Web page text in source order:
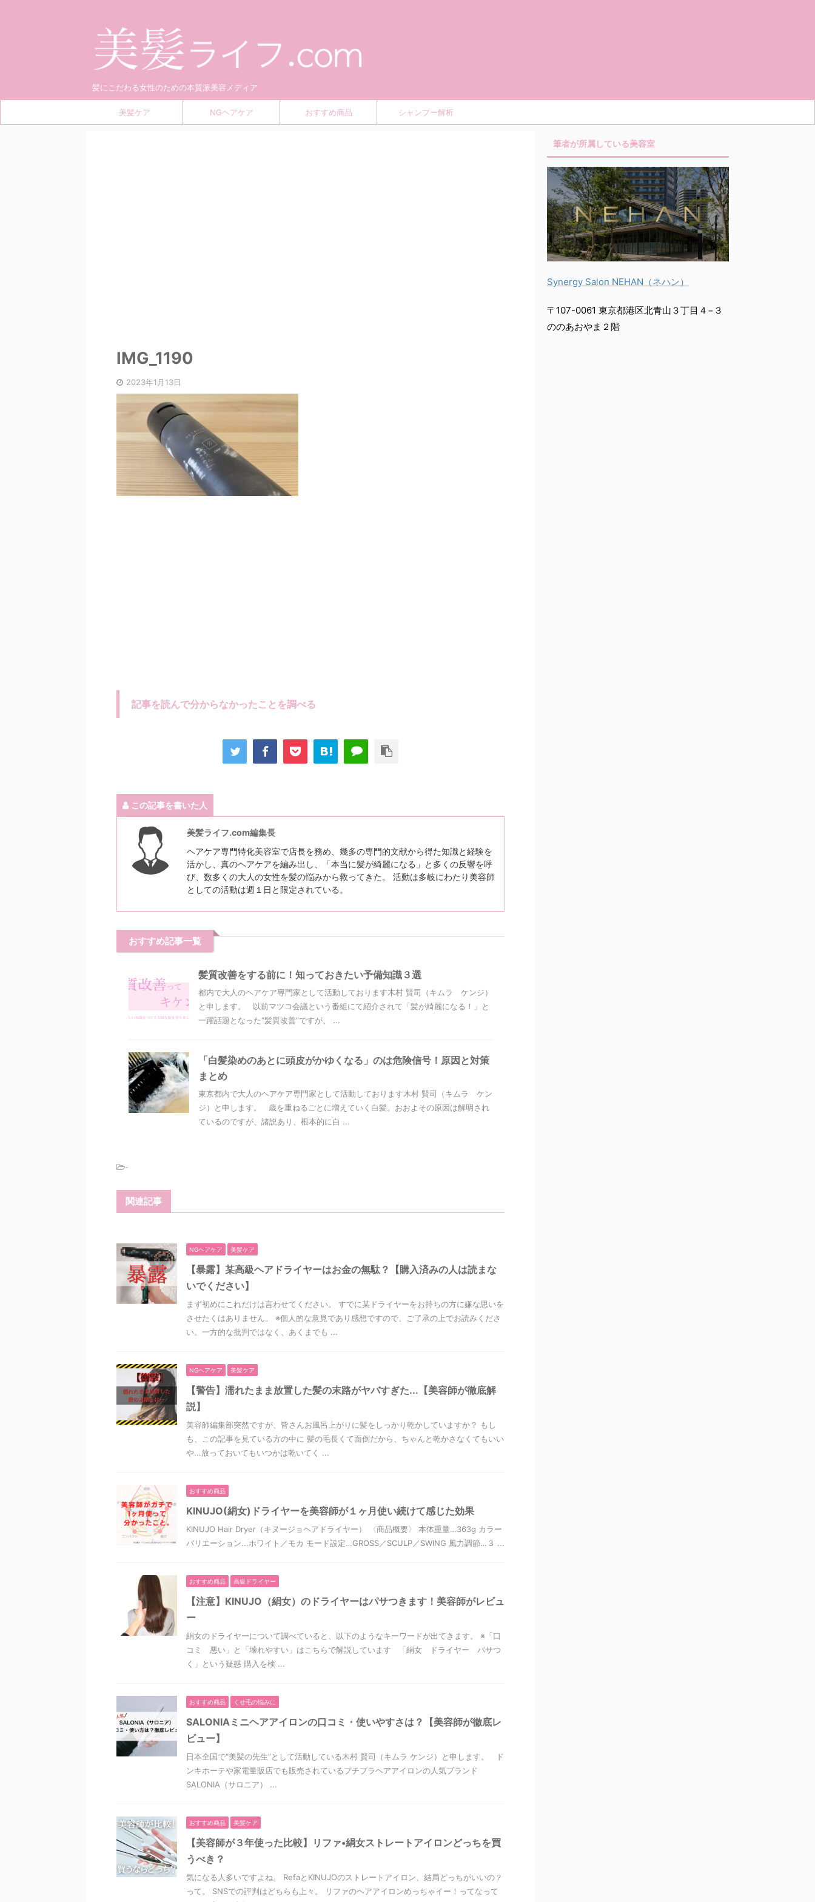
髪にこだわる女性のための本質派美容メディア
美髪ケア NGヘアケア おすすめ商品 シャンプー解析
IMG_1190
2023年1月13日
記事を読んで分からなかったことを調べる
この記事を書いた人
美髪ライフ.com編集長
ヘアケア専門特化美容室で店長を務め、幾多の専門的文献から得た知識と経験を
活かし、真のヘアケアを編み出し、「本当に髪が綺麗になる」と多くの反響を呼
び、数多くの大人の女性を髪の悩みから救ってきた。 活動は多岐にわたり美容師
としての活動は週１日と限定されている。
おすすめ記事一覧
髪質改善をする前に！知っておきたい予備知識３選
都内で大人のヘアケア専門家として活動しております木村 賢司（キムラ ケンジ）
と申します。 以前マツコ会議という番組にて紹介されて「髪が綺麗になる！」と
一躍話題となった“髪質改善”ですが、 ...
「白髪染めのあとに頭皮がかゆくなる」のは危険信号！原因と対策
まとめ
東京都内で大人のヘアケア専門家として活動しております木村 賢司（キムラ ケン
ジ）と申します。 歳を重ねるごとに増えていく白髪。おおよその原因は解明され
ているのですが、諸説あり、根本的に白 ...
-
関連記事
NGヘアケア 美髪ケア
【暴露】某高級ヘアドライヤーはお金の無駄？【購入済みの人は読まな
いでください】
まず初めにこれだけは言わせてください。 すでに某ドライヤーをお持ちの方に嫌な思いを
させたくはありません。 ※個人的な意見であり感想ですので、ご了承の上でお読みくださ
い。一方的な批判ではなく、あくまでも ...
NGヘアケア 美髪ケア
【警告】濡れたまま放置した髪の末路がヤバすぎた...【美容師が徹底解
説】
美容師編集部突然ですが、皆さんお風呂上がりに髪をしっかり乾かしていますか？ もし
も、この記事を見ている方の中に 髪の毛長くて面倒だから、ちゃんと乾かさなくてもいい
や...放っておいてもいつかは乾いてく ...
おすすめ商品
KINUJO(絹女)ドライヤーを美容師が１ヶ月使い続けて感じた効果
KINUJO Hair Dryer（キヌージョヘアドライヤー） 〈商品概要〉 本体重量…363g カラー
バリエーション...ホワイト／モカ モード設定…GROSS／SCULP／SWING 風力調節…３ ...
おすすめ商品 高級ドライヤー
【注意】KINUJO（絹女）のドライヤーはパサつきます！美容師がレビュ
ー
絹女のドライヤーについて調べていると、以下のようなキーワードが出てきます。 ※「口
コミ 悪い」と「壊れやすい」はこちらで解説しています 「絹女 ドライヤー パサつ
く」という疑惑 購入を検 ...
おすすめ商品 くせ毛の悩みに
SALONIAミニヘアアイロンの口コミ・使いやすさは？【美容師が徹底レ
ビュー】
日本全国で“美髪の先生”として活動している木村 賢司（キムラ ケンジ）と申します。 ド
ンキホーテや家電量販店でも販売されているプチプラヘアアイロンの人気ブランド
SALONIA（サロニア） ...
おすすめ商品 美髪ケア
【美容師が３年使った比較】リファ•絹女ストレートアイロンどっちを買
うべき？
気になる人多いですよね。 RefaとKINUJOのストレートアイロン、結局どっちがいいの？
って。 SNSでの評判はどちらも上々。 リファのヘアアイロンめっちゃイー！ってなって
筆者が所属している美容室
Synergy Salon NEHAN（ネハン）
〒107-0061 東京都港区北青山３丁目４−３
ののあおやま２階